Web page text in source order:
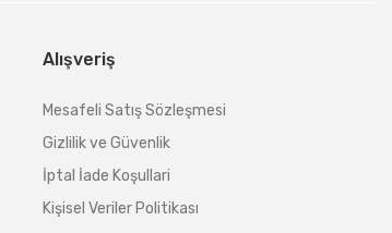
Alışveriş
Mesafeli Satış Sözleşmesi
Gizlilik ve Güvenlik
İptal İade Koşullari
Kişisel Veriler Politikası